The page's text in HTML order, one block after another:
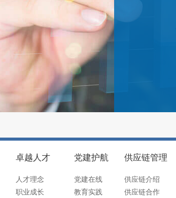
卓越人才
人才理念
职业成长
党建护航
党建在线
教育实践
供应链管理
供应链介绍
供应链合作